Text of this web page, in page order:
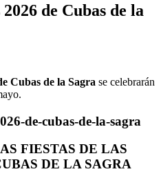
de Cubas de la
Cubas de la Sagra se celebrarán
FIESTAS DE LAS
DE LA SAGRA